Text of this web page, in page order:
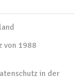
von 1988
in der